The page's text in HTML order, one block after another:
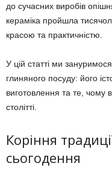
до сучасних виробів
кераміка пройшла
красою та практичністю.
У цій статті ми
глиняного посуду: його
виготовлення та те, чому
столітті.
Коріння
сьогодення